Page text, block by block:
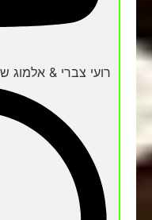
רועי צברי & אלמוג שור